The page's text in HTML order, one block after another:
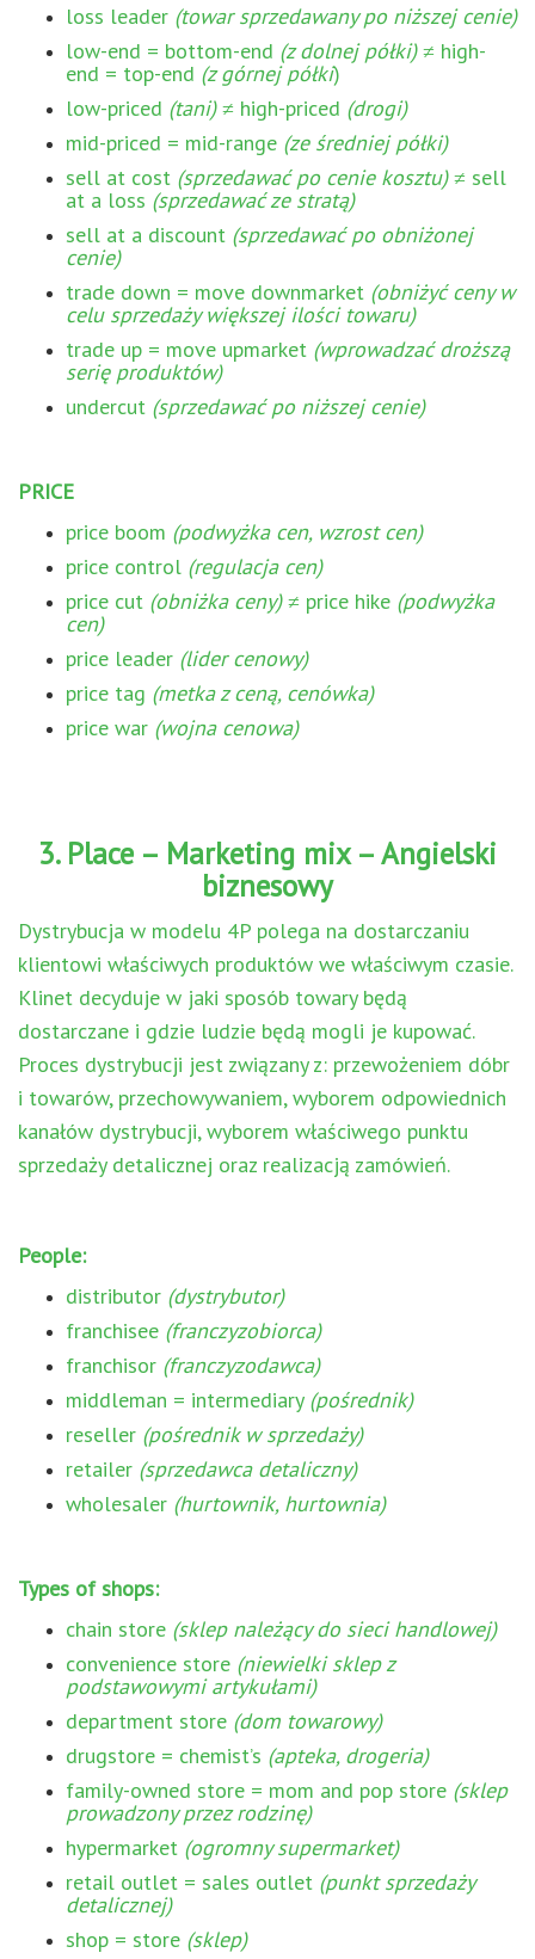
loss leader (towar sprzedawany po niższej cenie)
low-end = bottom-end (z dolnej półki)≠ high-
end = top-end (z górnej półki)
low-priced (tani)≠ high-priced (drogi)
mid-priced = mid-range (ze średniej półki)
sell at cost (sprzedawać po cenie kosztu)≠ sell
at a loss (sprzedawać ze stratą)
sell at a discount (sprzedawać po obniżonej
cenie)
trade down = move downmarket (obniżyć ceny w
celu sprzedaży większej ilości towaru)
trade up = move upmarket (wprowadzać droższą
serię produktów)
undercut (sprzedawać po niższej cenie)
PRICE
price boom (podwyżka cen, wzrost cen)
price control (regulacja cen)
price cut (obniżka ceny)≠ price hike (podwyżka
cen)
price leader (lider cenowy)
price tag (metka z ceną, cenówka)
price war (wojna cenowa)
3. Place – Marketing mix – Angielski
biznesowy
Dystrybucja w modelu 4P polega na dostarczaniu
klientowi właściwych produktów we właściwym czasie.
Klinet decyduje w jaki sposób towary będą
dostarczane i gdzie ludzie będą mogli je kupować.
Proces dystrybucji jest związany z: przewożeniem dóbr
i towarów, przechowywaniem, wyborem odpowiednich
kanałów dystrybucji, wyborem właściwego punktu
sprzedaży detalicznej oraz realizacją zamówień.
People:
distributor (dystrybutor)
franchisee (franczyzobiorca)
franchisor (franczyzodawca)
middleman = intermediary (pośrednik)
reseller (pośrednik w sprzedaży)
retailer (sprzedawca detaliczny)
wholesaler (hurtownik, hurtownia)
Types of shops:
chain store (sklep należący do sieci handlowej)
convenience store (niewielki sklep z
podstawowymi artykułami)
department store (dom towarowy)
drugstore = chemist’s (apteka, drogeria)
family-owned store = mom and pop store (sklep
prowadzony przez rodzinę)
hypermarket (ogromny supermarket)
retail outlet = sales outlet (punkt sprzedaży
detalicznej)
shop = store (sklep)